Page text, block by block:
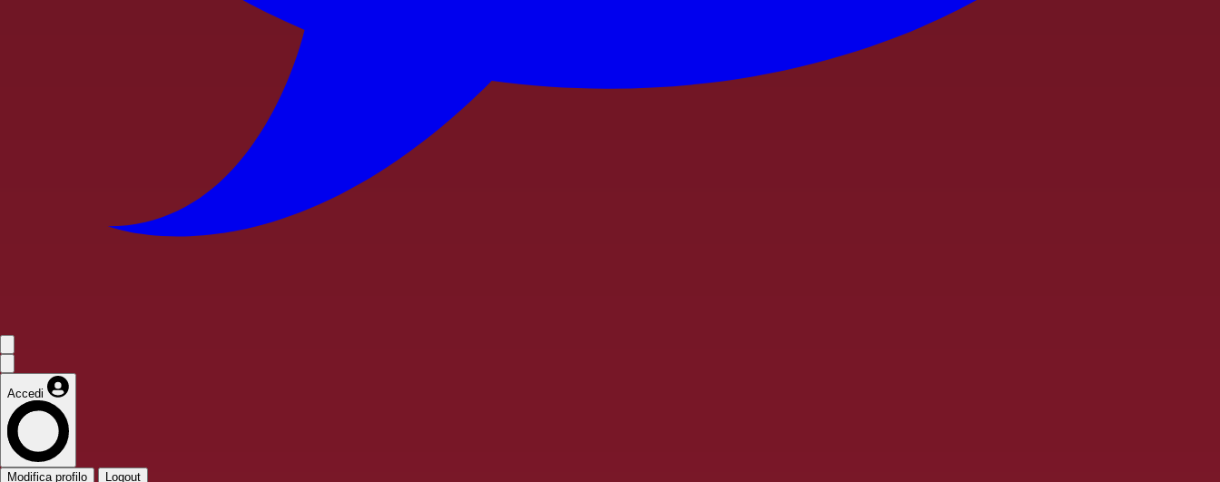
Accedi
Modifica profilo Logout